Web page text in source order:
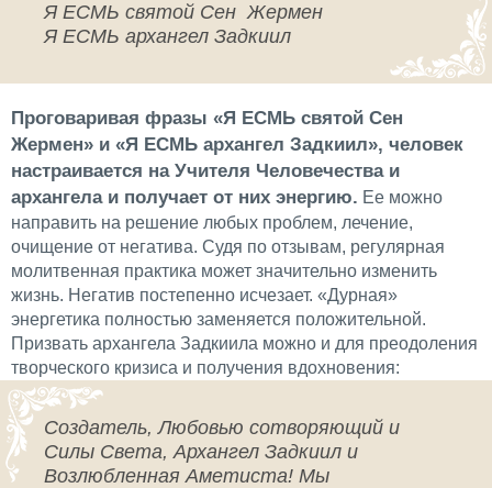
Я ЕСМЬ святой Сен Жермен
Я ЕСМЬ архангел Задкиил
Проговаривая фразы «Я ЕСМЬ святой Сен
Жермен» и «Я ЕСМЬ архангел Задкиил», человек
настраивается на Учителя Человечества и
архангела и получает от них энергию. Ее можно
направить на решение любых проблем, лечение,
очищение от негатива. Судя по отзывам, регулярная
молитвенная практика может значительно изменить
жизнь. Негатив постепенно исчезает. «Дурная»
энергетика полностью заменяется положительной.
Призвать архангела Задкиила можно и для преодоления
творческого кризиса и получения вдохновения:
Создатель, Любовью сотворяющий и
Силы Света, Архангел Задкиил и
Возлюбленная Аметиста! Мы